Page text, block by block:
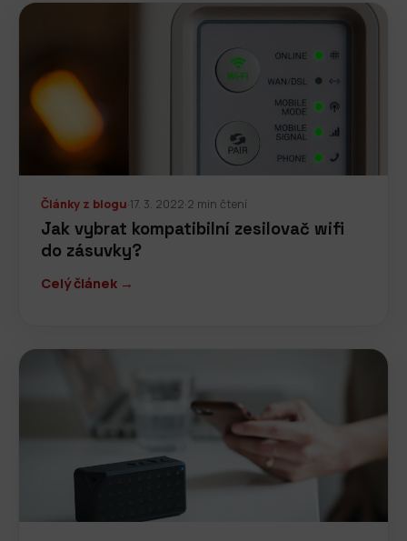
Články z blogu·17. 3. 2022·2 min čtení
Jak vybrat kompatibilní zesilovač wifi
do zásuvky?
Celý článek →